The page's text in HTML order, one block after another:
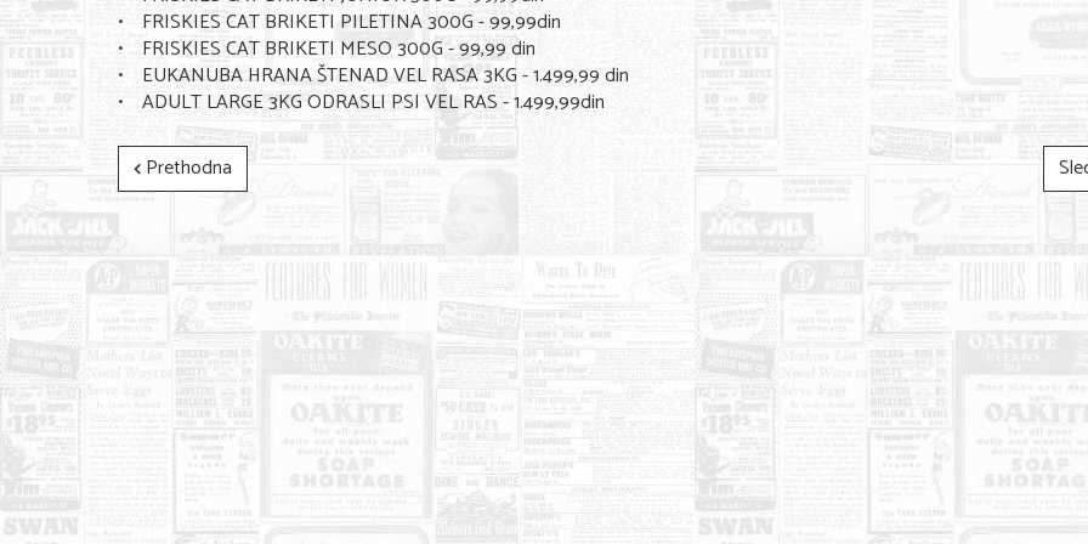
• FRISKIES CAT BRIKETI PILETINA 300G - 99,99din
• FRISKIES CAT BRIKETI MESO 300G - 99,99 din
• EUKANUBA HRANA ŠTENAD VEL RASA 3KG - 1.499,99 din
• ADULT LARGE 3KG ODRASLI PSI VEL RAS - 1.499,99din
Prethodna